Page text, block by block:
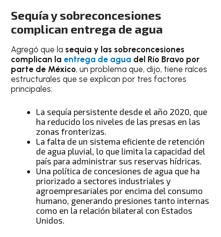
Sequía y sobreconcesiones
complican entrega de agua
Agregó que la sequía y las sobreconcesiones
complican la entrega de agua del Río Bravo por
parte de México, un problema que, dijo, tiene raíces
estructurales que se explican por tres factores
principales:
La sequía persistente desde el año 2020, que
ha reducido los niveles de las presas en las
zonas fronterizas.
La falta de un sistema eficiente de retención
de agua pluvial, lo que limita la capacidad del
país para administrar sus reservas hídricas.
Una política de concesiones de agua que ha
priorizado a sectores industriales y
agroempresariales por encima del consumo
humano, generando presiones tanto internas
como en la relación bilateral con Estados
Unidos.